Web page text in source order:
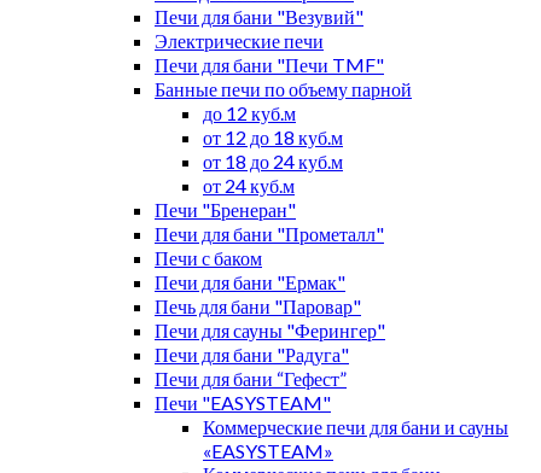
Печи для бани "Везувий"
Электрические печи
Печи для бани "Печи TMF"
Банные печи по объему парной
до 12 куб.м
от 12 до 18 куб.м
от 18 до 24 куб.м
от 24 куб.м
Печи "Бренеран"
Печи для бани "Прометалл"
Печи с баком
Печи для бани "Ермак"
Печь для бани "Паровар"
Печи для сауны "Ферингер"
Печи для бани "Радуга"
Печи для бани “Гефест”
Печи "EASYSTEAM"
Коммерческие печи для бани и сауны
«EASYSTEAM»